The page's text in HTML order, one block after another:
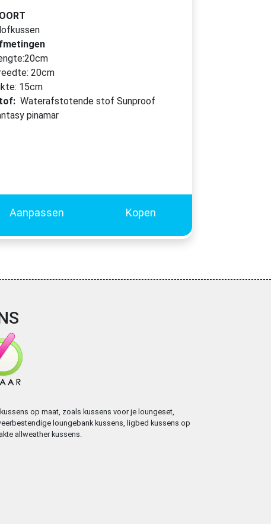
20cm
15cm
Waterafstotende stof Sunproof
pinamar
Aanpassen Kopen
op maat, zoals kussens voor je loungeset,
loungebank kussens, ligbed kussens op
allweather kussens.